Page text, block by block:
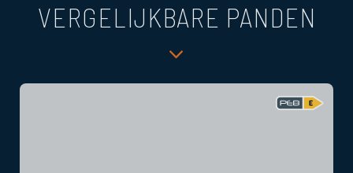
VERGELIJKBARE PANDEN